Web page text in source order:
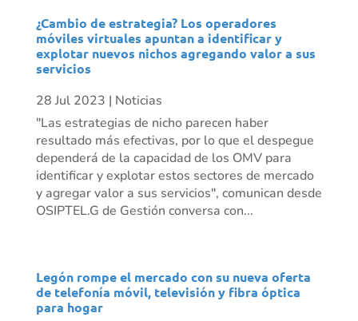
¿Cambio de estrategia? Los operadores
móviles virtuales apuntan a identificar y
explotar nuevos nichos agregando valor a sus
servicios
28 Jul 2023 | Noticias
"Las estrategias de nicho parecen haber
resultado más efectivas, por lo que el despegue
dependerá de la capacidad de los OMV para
identificar y explotar estos sectores de mercado
y agregar valor a sus servicios", comunican desde
OSIPTEL.G de Gestión conversa con...
Legón rompe el mercado con su nueva oferta
de telefonía móvil, televisión y fibra óptica
para hogar